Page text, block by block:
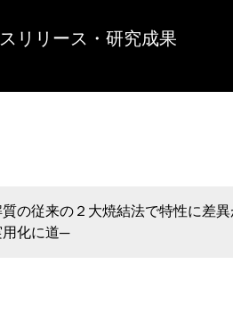
リリース・研究成果
質の従来の２大焼結法で特性に差
化に道─